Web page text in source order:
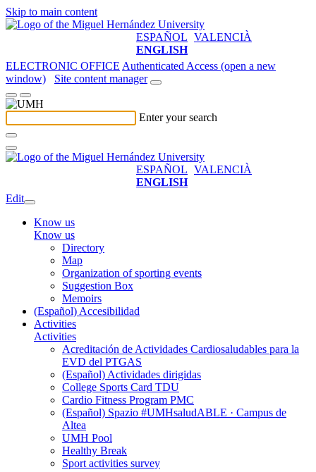
Skip to main content
ESPAÑOL VALENCIÀ
ENGLISH
ELECTRONIC OFFICE Authenticated Access (open a new
window)
Site content manager
Enter your search
ESPAÑOL VALENCIÀ
ENGLISH
Edit
Know us
Know us
Directory
Map
Organization of sporting events
Suggestion Box
Memoirs
(Español) Accesibilidad
Activities
Activities
Acreditación de Actividades Cardiosaludables para la
EVD del PTGAS
(Español) Actividades dirigidas
College Sports Card TDU
Cardio Fitness Program PMC
(Español) Spazio #UMHsaludABLE · Campus de
Altea
UMH Pool
Healthy Break
Sport activities survey